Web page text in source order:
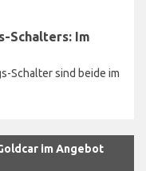
Schalters: Im
Schalter sind beide im
im Angebot